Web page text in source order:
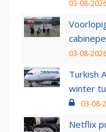
03-08-
03-08-
Turkish
winter
03-08-
Netflix